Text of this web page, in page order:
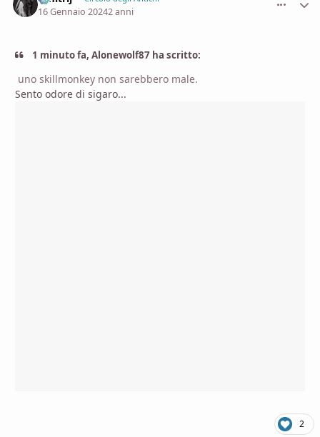
16 Gennaio 20242 anni
1 minuto fa, Alonewolf87 ha scritto:
uno skillmonkey non sarebbero male.
Sento odore di sigaro...
2